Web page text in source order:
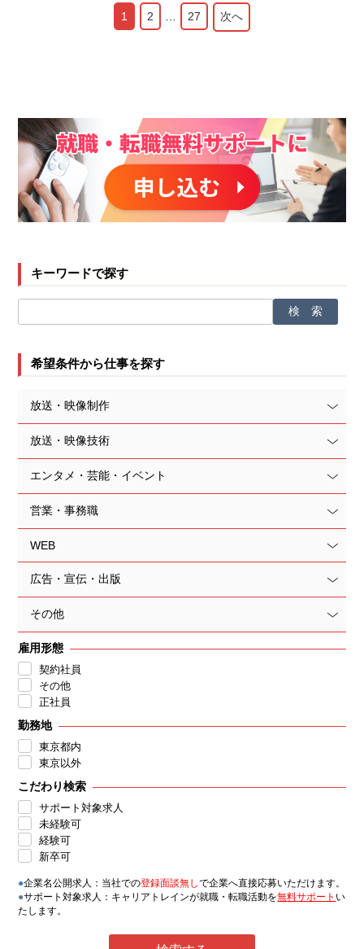
1 2 27 次へ
キーワードで探す
希望条件から仕事を探す
放送・映像制作
放送・映像技術
エンタメ・芸能・イベント
営業・事務職
WEB
広告・宣伝・出版
その他
雇用形態
契約社員
その他
正社員
勤務地
東京都内
東京以外
こだわり検索
サポート対象求人
未経験可
経験可
新卒可
●企業名公開求人：当社での登録面談無しで企業へ直接応募いただけます。
●サポート対象求人：キャリアトレインが就職・転職活動を無料サポート い
たします。